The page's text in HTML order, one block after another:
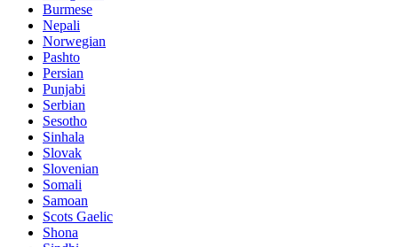
Burmese
Nepali
Norwegian
Pashto
Persian
Punjabi
Serbian
Sesotho
Sinhala
Slovak
Slovenian
Somali
Samoan
Scots Gaelic
Shona